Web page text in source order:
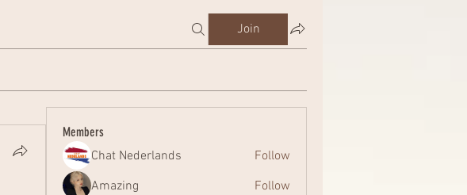
Join
Members
Chat Nederlands
Follow
Amazing
Follow